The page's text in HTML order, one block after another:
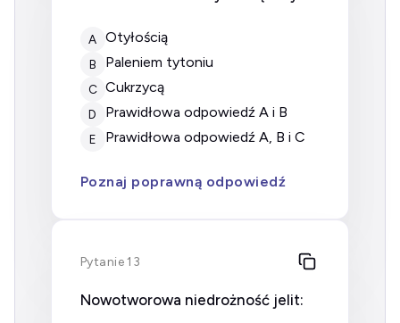
A otyłością
B paleniem tytoniu
C cukrzycą
D prawidłowa odpowiedź A i B
E prawidłowa odpowiedź A, B i C
Poznaj poprawną odpowiedź
Pytanie 13
Nowotworowa niedrożność jelit: